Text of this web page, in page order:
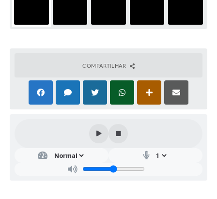
COMPARTILHAR